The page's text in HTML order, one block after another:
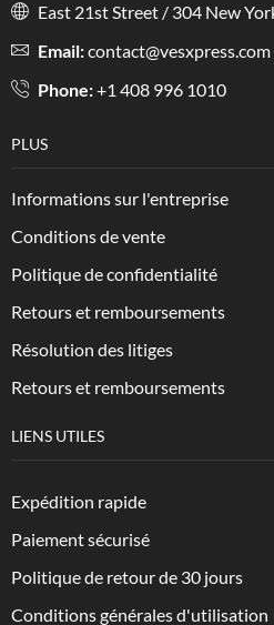
East 21st Street / 304 New
Email:contact@vesxpress.com
Phone:+1 408 996 1010
PLUS
Informations sur l'entreprise
Conditions de vente
Politique de confidentialité
Retours et remboursements
Résolution des litiges
Retours et remboursements
LIENS UTILES
Expédition rapide
Paiement sécurisé
Politique de retour de 30 jours
Conditions générales d'utilisation